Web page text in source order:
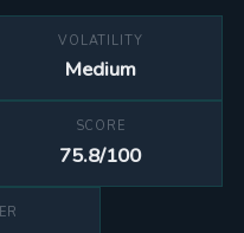
VOLATILITY
Medium
SCORE
75.8/100